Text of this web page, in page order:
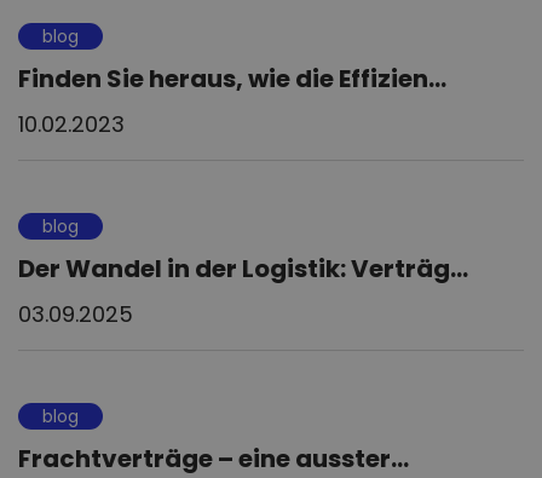
blog
Finden Sie heraus, wie die Effizien...
10.02.2023
blog
Der Wandel in der Logistik: Verträg...
03.09.2025
blog
Frachtverträge – eine ausster...